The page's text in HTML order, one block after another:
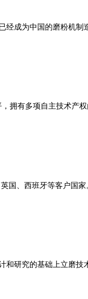
经成为中国的磨粉机
拥有多项自主技术
国、西班牙等客户国
研究的基础上立磨